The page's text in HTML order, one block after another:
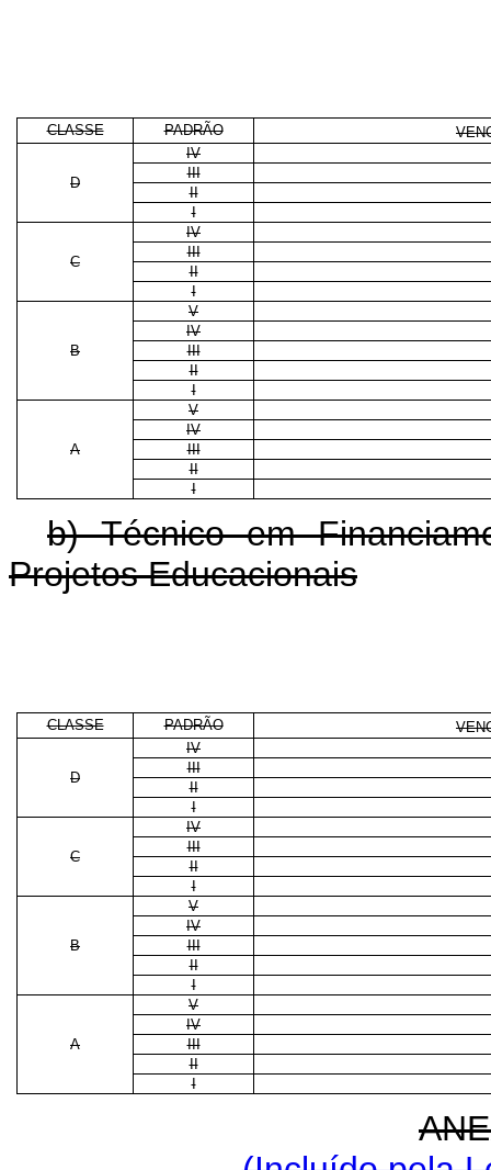
CLASSE PADRÃO
D
IV
III
II
I
C
IV
III
II
I
B
V
IV
III
II
I
A
V
IV
III
II
I
b) Técnico em
Projetos Educacionais
CLASSE PADRÃO
D
IV
III
II
I
C
IV
III
II
I
B
V
IV
III
II
I
A
V
IV
III
II
I